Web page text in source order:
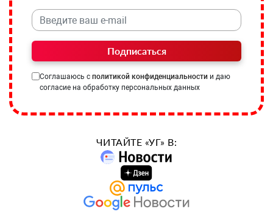
Подписаться
Соглашаюсь с политикой конфиденциальности и даю
согласие на обработку персональных данных
ЧИТАЙТЕ «УГ» В: